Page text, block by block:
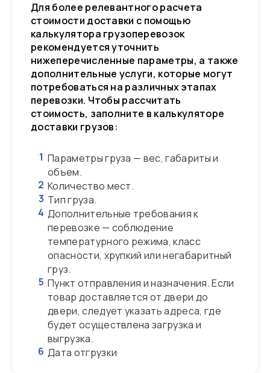
Для более релевантного расчета
стоимости доставки с помощью
калькулятора грузоперевозок
рекомендуется уточнить
нижеперечисленные параметры, а также
дополнительные услуги, которые могут
потребоваться на различных этапах
перевозки. Чтобы рассчитать
стоимость, заполните в калькуляторе
доставки грузов:
1 Параметры груза — вес, габариты и
объем.
2 Количество мест.
3 Тип груза.
4 Дополнительные требования к
перевозке — соблюдение
температурного режима, класс
опасности, хрупкий или негабаритный
груз.
5 Пункт отправления и назначения. Если
товар доставляется от двери до
двери, следует указать адреса, где
будет осуществлена загрузка и
выгрузка.
6 Дата отгрузки